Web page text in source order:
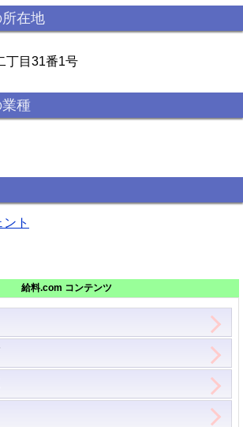
在地
丁目31番1号
種
ト
給料.com コンテンツ